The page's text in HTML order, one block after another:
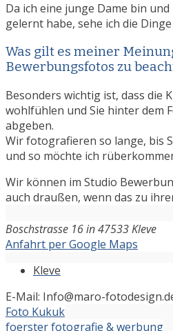
Da ich eine junge Dame bin
gelernt habe, sehe ich die
Was gilt es meiner
Bewerbungsfotos zu
Besonders wichtig ist, dass die
wohlfühlen und Sie hinter dem
abgeben.
Wir fotografieren so lange, bis
und so möchte ich
Wir können im Studio
auch draußen, wenn das zu
Boschstrasse 16 in 47533 Kleve
Anfahrt per Google Maps
Kleve
E-Mail: Info@maro-
Beitragsnavigation
Foto Kukuk
foerster fotografie & werbung